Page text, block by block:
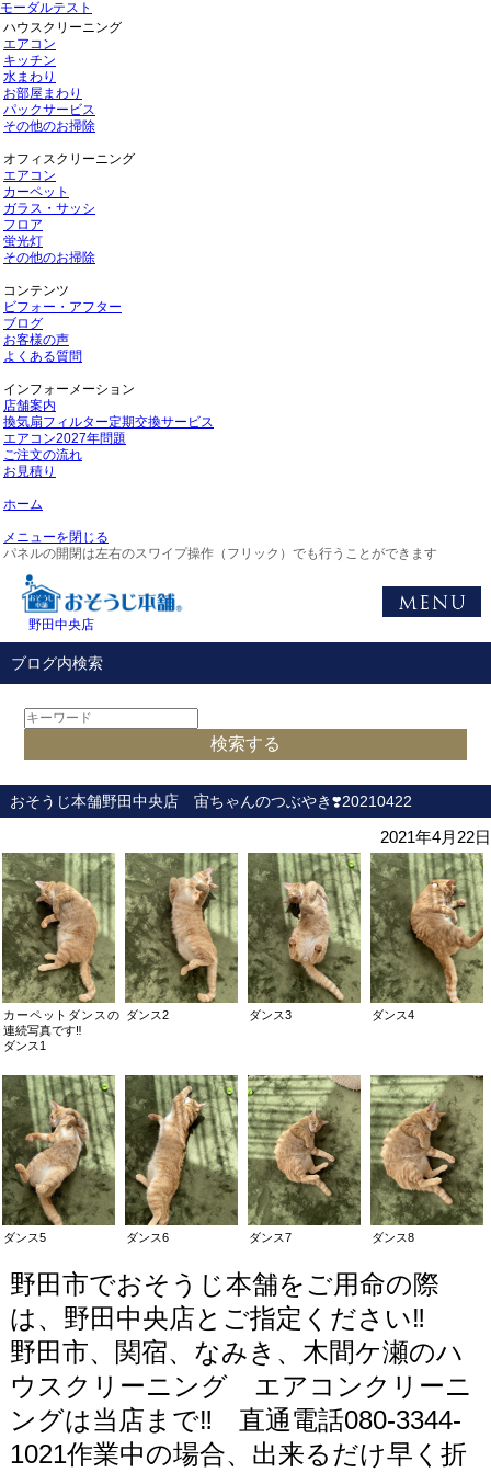
モーダルテスト
ハウスクリーニング
エアコン
キッチン
水まわり
お部屋まわり
パックサービス
その他のお掃除
オフィスクリーニング
エアコン
カーペット
ガラス・サッシ
フロア
蛍光灯
その他のお掃除
コンテンツ
ビフォー・アフター
ブログ
お客様の声
よくある質問
インフォーメーション
店舗案内
換気扇フィルター定期交換サービス
エアコン2027年問題
ご注文の流れ
お見積り
ホーム
メニューを閉じる
パネルの開閉は左右のスワイプ操作（フリック）でも行うことができます
野田中央店
ブログ内検索
おそうじ本舗野田中央店 宙ちゃんのつぶやき❣️20210422
2021年4月22日
カーペットダンスの
連続写真です‼️
ダンス1
ダンス2 ダンス3 ダンス4
ダンス5 ダンス6 ダンス7 ダンス8
野田市でおそうじ本舗をご用命の際
は、野田中央店とご指定ください‼️
野田市、関宿、なみき、木間ケ瀬のハ
ウスクリーニング エアコンクリーニ
ングは当店まで‼️ 直通電話080-3344-
1021作業中の場合、出来るだけ早く折